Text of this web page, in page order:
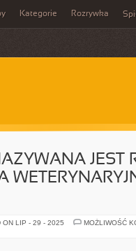
Kategorie Rozrywka
JEST
ON LIP - 29 - 2025
MOŻLIWOŚĆ